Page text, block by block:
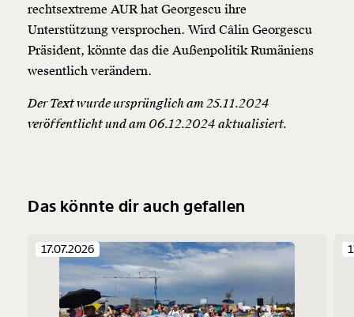
rechtsextreme AUR hat Georgescu ihre
Unterstützung versprochen. Wird Câlin Georgescu
Präsident, könnte das die Außenpolitik Rumäniens
wesentlich verändern.
Der Text wurde ursprünglich am 25.11.2024
veröffentlicht und am 06.12.2024 aktualisiert.
Das könnte dir auch gefallen
17.07.2026